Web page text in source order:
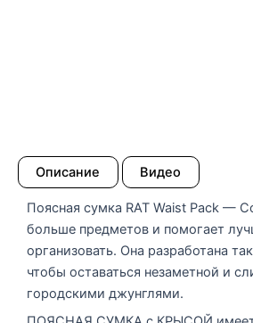
Описание Видео
Поясная сумка RAT Waist Pack —
больше предметов и помогает
организовать. Она разработана
чтобы оставаться незаметной и
городскими джунглями.